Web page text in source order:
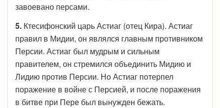
завоевано персами.
5. Ктесифонский царь Астиаг (отец Кира). Астиаг
правил в Мидии, он являлся главным противником
Персии. Астиаг был мудрым и сильным
правителем, он стремился объединить Мидию и
Лидию против Персии. Но Астиаг потерпел
поражение в войне с Персией, и после поражения
в битве при Пере был вынужден бежать.